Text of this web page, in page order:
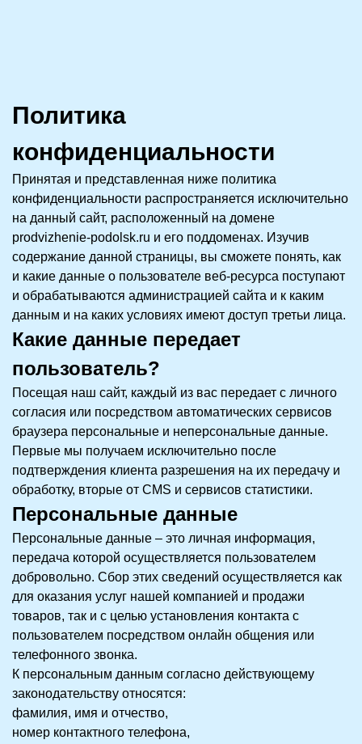
Политика
конфиденциальности
Принятая и представленная ниже политика
конфиденциальности распространяется исключительно
на данный сайт, расположенный на домене
prodvizhenie-podolsk.ru и его поддоменах. Изучив
содержание данной страницы, вы сможете понять, как
и какие данные о пользователе веб-ресурса поступают
и обрабатываются администрацией сайта и к каким
данным и на каких условиях имеют доступ третьи лица.
Какие данные передает
пользователь?
Посещая наш сайт, каждый из вас передает с личного
согласия или посредством автоматических сервисов
браузера персональные и неперсональные данные.
Первые мы получаем исключительно после
подтверждения клиента разрешения на их передачу и
обработку, вторые от CMS и сервисов статистики.
Персональные данные
Персональные данные – это личная информация,
передача которой осуществляется пользователем
добровольно. Сбор этих сведений осуществляется как
для оказания услуг нашей компанией и продажи
товаров, так и с целью установления контакта с
пользователем посредством онлайн общения или
телефонного звонка.
К персональным данным согласно действующему
законодательству относятся:
фамилия, имя и отчество,
номер контактного телефона,